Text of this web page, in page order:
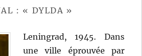
: « DYLDA »
Leningrad, 1945. Dans
une ville éprouvée par